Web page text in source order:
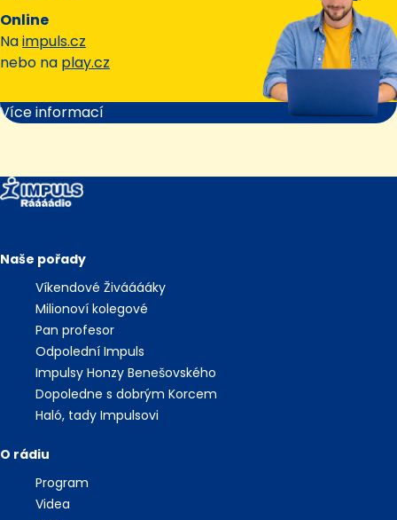
Online
Naimpuls.cz
nebo na play.cz
Více informací
Naše pořady
Víkendové Živááááky
Milionoví kolegové
Pan profesor
Odpolední Impuls
Impulsy Honzy Benešovského
Dopoledne s dobrým Korcem
Haló, tady Impulsovi
O rádiu
Program
Videa